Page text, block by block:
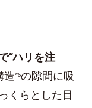
“ハリを注
造*6の隙間に吸
くらとした目